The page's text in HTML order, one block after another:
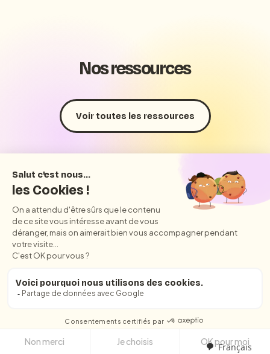
Nos ressources
Voir toutes les ressources
Les
outils
Des outils gratuits pour
temps (et de l’argent) au
Les
télécharger.
Français